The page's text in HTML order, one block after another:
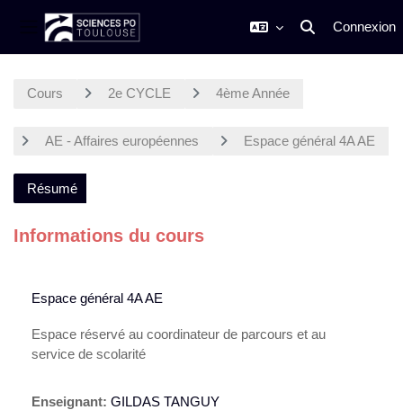
Panneau latéral Activer/
Connexion
Cours 2e CYCLE 4ème Année
AE - Affaires européennes Espace général 4A AE
Résumé
Informations du cours
Espace général 4A AE
Espace réservé au coordinateur de parcours et au
service de scolarité
Enseignant: GILDAS TANGUY